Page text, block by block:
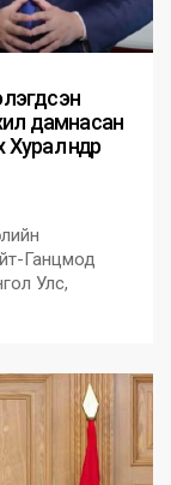
дамнасан
өнөөдөр
Ганцмод
Улс,